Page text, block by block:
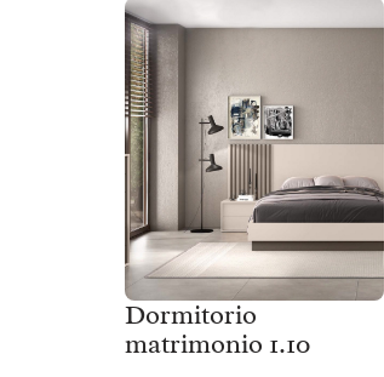
Dormitorio
matrimonio 1.10